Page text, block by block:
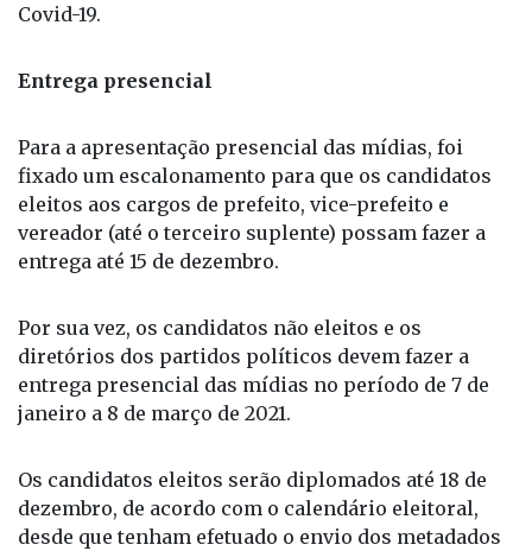
Covid-19.
Entrega presencial
Para a apresentação presencial das mídias, foi
fixado um escalonamento para que os candidatos
eleitos aos cargos de prefeito, vice-prefeito e
vereador (até o terceiro suplente) possam fazer a
entrega até 15 de dezembro.
Por sua vez, os candidatos não eleitos e os
diretórios dos partidos políticos devem fazer a
entrega presencial das mídias no período de 7 de
janeiro a 8 de março de 2021.
Os candidatos eleitos serão diplomados até 18 de
dezembro, de acordo com o calendário eleitoral,
desde que tenham efetuado o envio dos metadados